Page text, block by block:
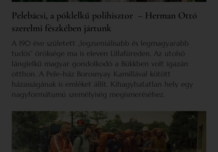
Pelebácsi, a póklelkű polihisztor – Herman Ottó
szerelmi fészkében jártunk
A 190 éve született „legzseniálisabb és legmagyarabb
tudós” öröksége ma is eleven Lillafüreden. Az utolsó
lánglelkű magyar gondolkodó a Bükkben volt igazán
otthon. A Pele-ház Borosnyay Kamillával kötött
házasságának is emléket állít. Kihagyhatatlan hely egy
nagyformátumú személyiség megismeréséhez.